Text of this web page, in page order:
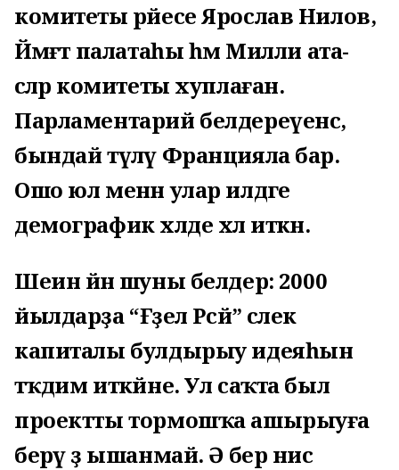
комитеты рәйесе Ярослав Нилов,
Йәмәғәт палатаһы һәм Милли ата-
әсәләр комитеты хуплаған.
Парламентарий белдереүенсә,
бындай түләү Францияла бар.
Ошо юл менән улар илдәге
демографик хәлде хәл иткән.
Шеин йәнә шуны белдерә: 2000
йылдарҙа “Ғәҙел Рәсәй” әсәлек
капиталы булдырыу идеяһын
тәҡдим иткәйне. Ул саҡта был
проектты тормошҡа ашырыуға
берәү ҙә ышанмай. Ә бер нисә